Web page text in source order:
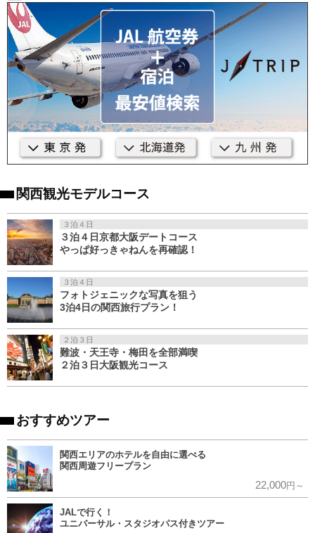
関西観光モデルコース
３泊４日
３泊４日京都大阪デートコース
やっぱ好っきゃねんを再確認！
３泊４日
フォトジェニックな写真を狙う
3泊4日の関西旅行プラン！
２泊３日
難波・天王寺・梅田を全部満喫
２泊３日大阪観光コース
おすすめツアー
関西エリアのホテルを自由に選べる
関西周遊フリープラン
22,000円～
JALで行く！
ユニバーサル・スタジオパス付きツアー